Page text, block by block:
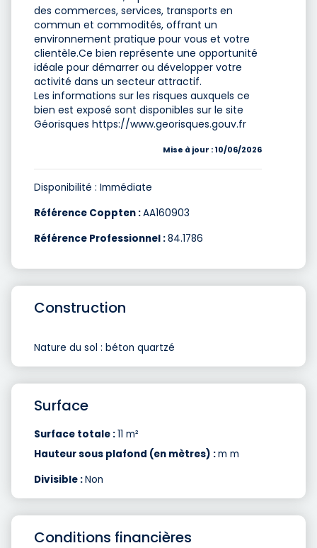
des commerces, services, transports en
commun et commodités, offrant un
environnement pratique pour vous et votre
clientèle.Ce bien représente une opportunité
idéale pour démarrer ou développer votre
activité dans un secteur attractif.
Les informations sur les risques auxquels ce
bien est exposé sont disponibles sur le site
Géorisques https://www.georisques.gouv.fr
Mise à jour : 10/06/2026
Disponibilité : Immédiate
Référence Coppten :AA160903
Référence Professionnel :84.1786
Construction
Nature du sol : béton quartzé
Surface
Surface totale :11 m²
Hauteur sous plafond (en mètres) :m m
Divisible :Non
Conditions financières